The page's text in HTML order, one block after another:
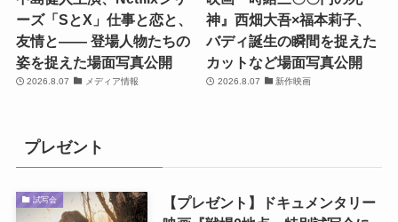
ーズ「SとX」仕事と恋と、
友情と―― 登場人物たちの
姿を捉えた場面写真公開
2026.8.07 メディア情報
神』西畑大吾×福本莉子、
バディ誕生の瞬間を捉えた
カットなど場面写真公開
2026.8.07 新作映画
プレゼント
試写会
【プレゼント】ドキュメンタリー